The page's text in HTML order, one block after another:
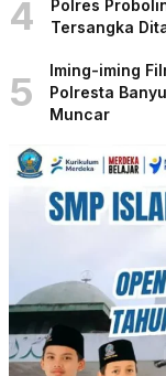
4
Polres
Tersangka
5
Iming-iming
Polresta
Muncar